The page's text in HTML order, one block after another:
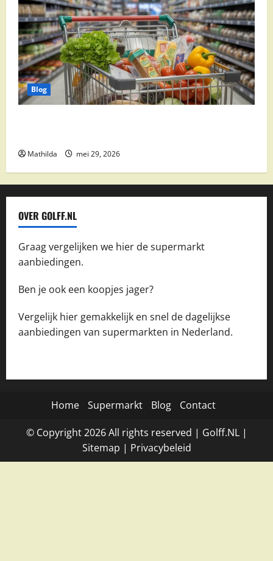
Blog
Mathilda mei 29, 2026
OVER GOLFF.NL
Graag vergelijken we hier de supermarkt
aanbiedingen.
Ben je ook een koopjes jager?
Vergelijk hier gemakkelijk en snel de dagelijkse
aanbiedingen van supermarkten in Nederland.
Home Supermarkt Blog Contact
© Copyright2026All rights reserved | Golff.NL|
Sitemap | Privacybeleid